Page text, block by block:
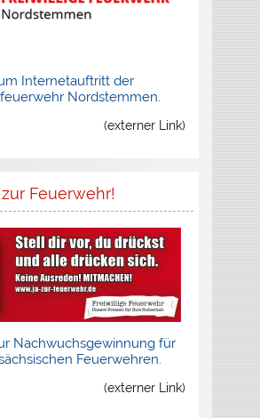
Internetauftritt der
Nordstemmen.
(externer Link)
Feuerwehr!
Nachwuchsgewinnung für
Feuerwehren.
(externer Link)